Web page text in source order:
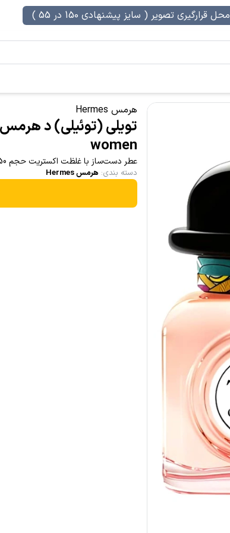
محل قرارگیری تصویر ( سایز پیشنهادی 150 در 55 )
هرمس Hermes
women
عطر دست‌ساز با غلظت اکستریت حجم 50 میل
دسته بندی: هرمس Hermes